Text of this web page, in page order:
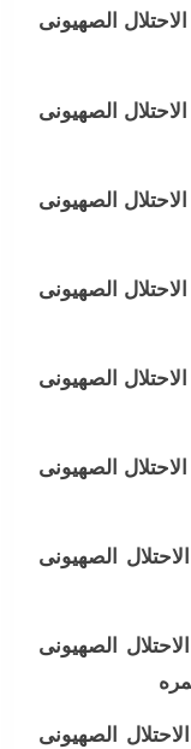
الصهيونى
الصهيونى
الصهيونى
الصهيونى
الصهيونى
الصهيونى
الصهيونى
الصهيونى
الصهيونى